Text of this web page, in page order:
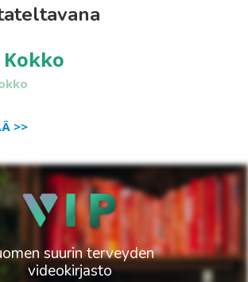
>>
suurin terveyden
videokirjasto